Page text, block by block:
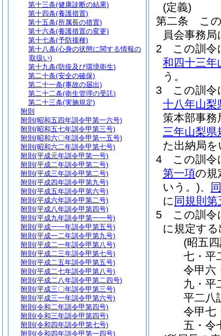
(定義)
第二条
こ
員会事務
2
この訓令
和四十三年
う。
3
この訓令
十八年山梨
策本部事
三年山梨県
た出納局
4
この訓令
第一項の規
いう。)、
に 同規則第
5
この訓令
に規定す
(昭五
七・平
令甲六
九・平
平二八
令甲七
五・令
第十三条(健康診断の結果)
第十四条(養護措置)
第十五条(所属長の措置)
第十六条(養護措置の変更)
第十七条(予防接種)
第十八条(心身の状態に関する情報の
取扱い)
第十九条(防疫及び環境衛生)
第二十条(安全の確保)
第二十一条(事故の届出)
第二十二条(衛生管理の受託)
第二十三条(実施規定)
附則
附則 (昭和五四年訓令甲第一六号)
附則 (昭和五七年訓令甲第三号)
附則 (昭和六〇年訓令甲第一五号)
附則 (昭和六二年訓令甲第七号)
附則 (平成元年訓令甲第一号)
附則 (平成二年訓令甲第二号)
附則 (平成三年訓令甲第二号)
附則 (平成四年訓令甲第九号)
附則 (平成五年訓令甲第六号)
附則 (平成六年訓令甲第二号)
附則 (平成八年訓令甲第四号)
附則 (平成九年訓令甲第一一号)
附則 (平成一一年訓令甲第五号)
附則 (平成一二年訓令甲第九号)
附則 (平成二一年訓令甲第八号)
附則 (平成二三年訓令甲第七号)
附則 (平成二五年訓令甲第五号)
附則 (平成二七年訓令甲第八号)
附則 (平成二八年訓令甲第二四号)
附則 (平成三〇年訓令甲第三号)
附則 (平成三一年訓令甲第六号)
附則 (令和二年訓令甲第四号)
附則 (令和三年訓令甲第四号)
附則 (令和四年訓令甲第七号)
附則 (令和四年訓令甲第一四号)